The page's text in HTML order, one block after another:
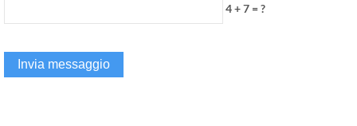
4 + 7 = ?